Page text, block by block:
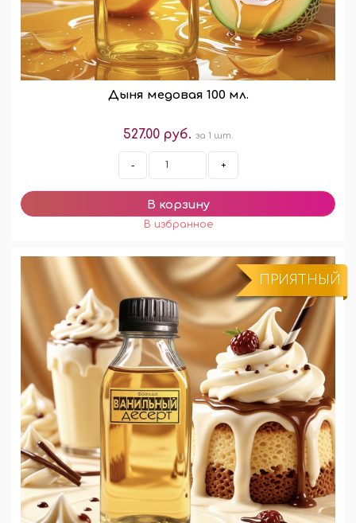
Дыня медовая 100 мл.
527.00 руб. за 1 шт.
- +
ПРИЯТНЫЙ